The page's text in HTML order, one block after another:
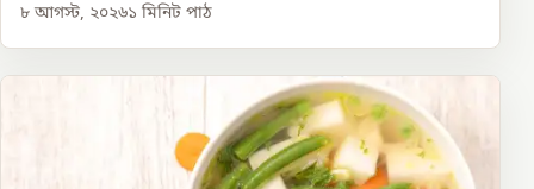
৮ আগস্ট, ২০২৬১ মিনিট পাঠ